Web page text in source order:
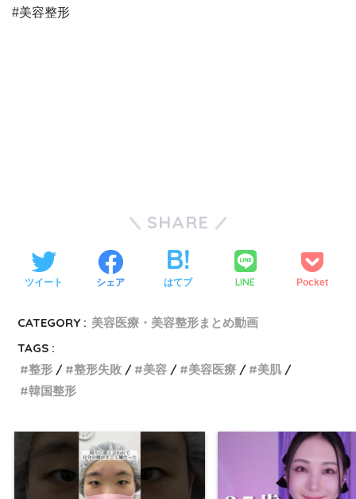
#美容整形
SHARE
ツイート シェア はてブ LINE Pocket
CATEGORY : 美容医療・美容整形まとめ動画
TAGS :
整形
整形失敗 美容 美容医療
美肌
韓国整形